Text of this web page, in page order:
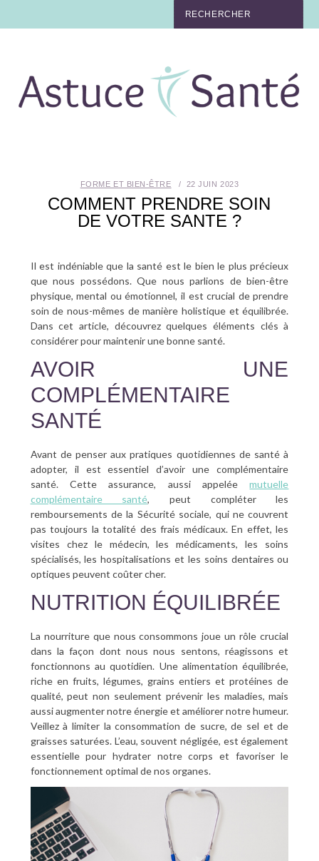
TABAC
MÉDECINE DOUCE
BIEN-ÊTRE
SANTÉ BUCCO-DENTAIRE
SEXUALITÉ
FORME ET BIEN-ÊTRE 22 JUIN 2023
COMMENT PRENDRE SOIN
DE VOTRE SANTE ?
Il est indéniable que la santé est le bien le plus précieux
que nous possédons. Que nous parlions de bien-être
physique, mental ou émotionnel, il est crucial de prendre
soin de nous-mêmes de manière holistique et équilibrée.
Dans cet article, découvrez quelques éléments clés à
considérer pour maintenir une bonne santé.
AVOIR UNE
COMPLÉMENTAIRE
SANTÉ
Avant de penser aux pratiques quotidiennes de santé à
adopter, il est essentiel d’avoir une complémentaire
santé. Cette assurance, aussi appeléemutuelle
complémentaire santé, peut compléter les
remboursements de la Sécurité sociale, qui ne couvrent
pas toujours la totalité des frais médicaux. En effet, les
visites chez le médecin, les médicaments, les soins
spécialisés, les hospitalisations et les soins dentaires ou
optiques peuvent coûter cher.
NUTRITION ÉQUILIBRÉE
La nourriture que nous consommons joue un rôle crucial
dans la façon dont nous nous sentons, réagissons et
fonctionnons au quotidien. Une alimentation équilibrée,
riche en fruits, légumes, grains entiers et protéines de
qualité, peut non seulement prévenir les maladies, mais
aussi augmenter notre énergie et améliorer notre humeur.
Veillez à limiter la consommation de sucre, de sel et de
graisses saturées. L’eau, souvent négligée, est également
essentielle pour hydrater notre corps et favoriser le
fonctionnement optimal de nos organes.